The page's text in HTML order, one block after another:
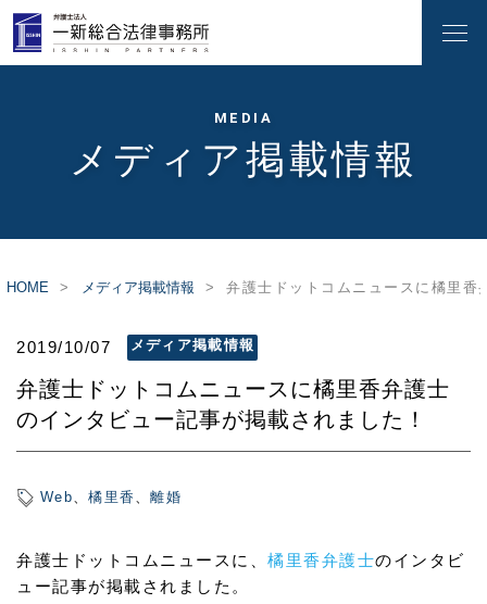
MEDIA
メディア掲載情報
HOME メディア掲載情報 弁護士ドットコムニュースに橘里香
2019/10/07 メディア掲載情報
弁護士ドットコムニュースに橘里香弁護士
のインタビュー記事が掲載されました！
Web、橘里香 、離婚
弁護士ドットコムニュースに、 橘里香弁護士のインタビ
ュー記事が掲載されました。